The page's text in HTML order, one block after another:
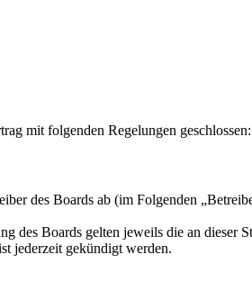
mit folgenden Regelungen geschlossen:
des Boards ab (im Folgenden
des Boards gelten jeweils die an dieser
jederzeit gekündigt werden.